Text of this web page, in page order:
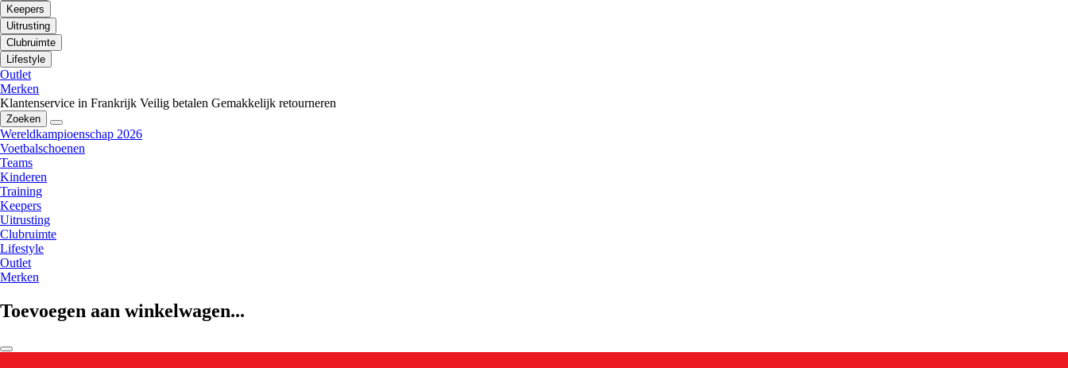
Keepers
Uitrusting
Clubruimte
Lifestyle
Outlet
Merken
Klantenservice in Frankrijk Veilig betalen Gemakkelijk retourneren
Zoeken
Wereldkampioenschap 2026
Voetbalschoenen
Teams
Kinderen
Training
Keepers
Uitrusting
Clubruimte
Lifestyle
Outlet
Merken
Toevoegen aan winkelwagen...